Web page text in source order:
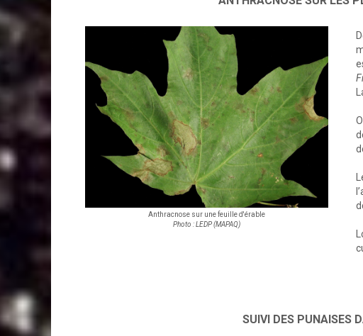
Anthracnose sur une feuille d'érable
Photo : LEDP (MAPAQ)
SUIVI DES PUNAISES